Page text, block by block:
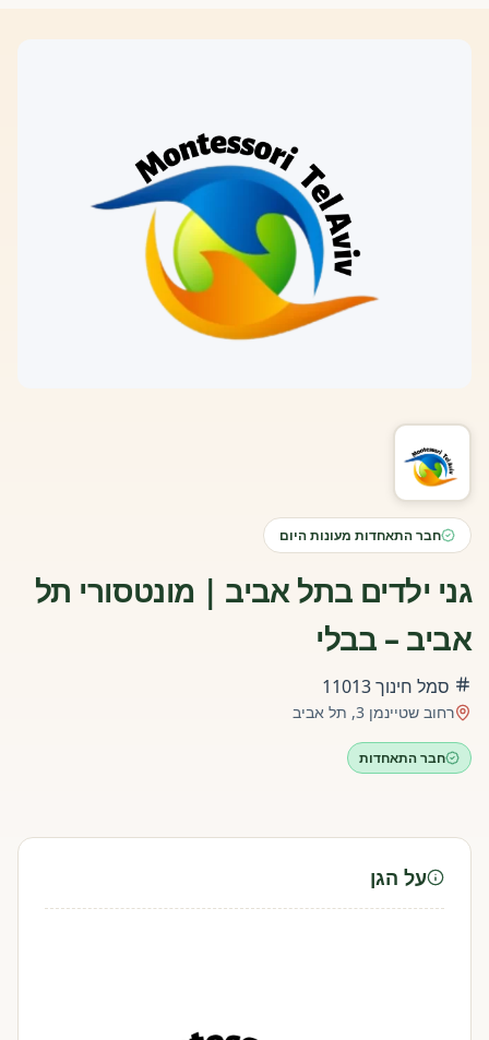
חנות עזרים ומוצרים
חבר התאחדות מעונות היום
גני ילדים בתל אביב | מונטסורי תל
אביב – בבלי
סמל חינוך11013
רחוב שטיינמן 3, תל אביב
חבר התאחדות
על הגן